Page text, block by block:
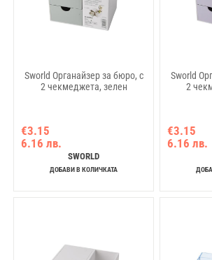
Sworld Органайзер за бюро, с
2 чекмеджета, зелен
€3.15
6.16 лв.
SWORLD
ДОБАВИ В КОЛИЧКАТА
Sworld
2
€3.15
6.16 лв.